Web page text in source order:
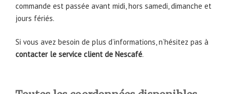
commande est passée avant midi, hors samedi, dimanche et
jours fériés.
Si vous avez besoin de plus d’informations, n’hésitez pas à
contacter le service client de Nescafé.